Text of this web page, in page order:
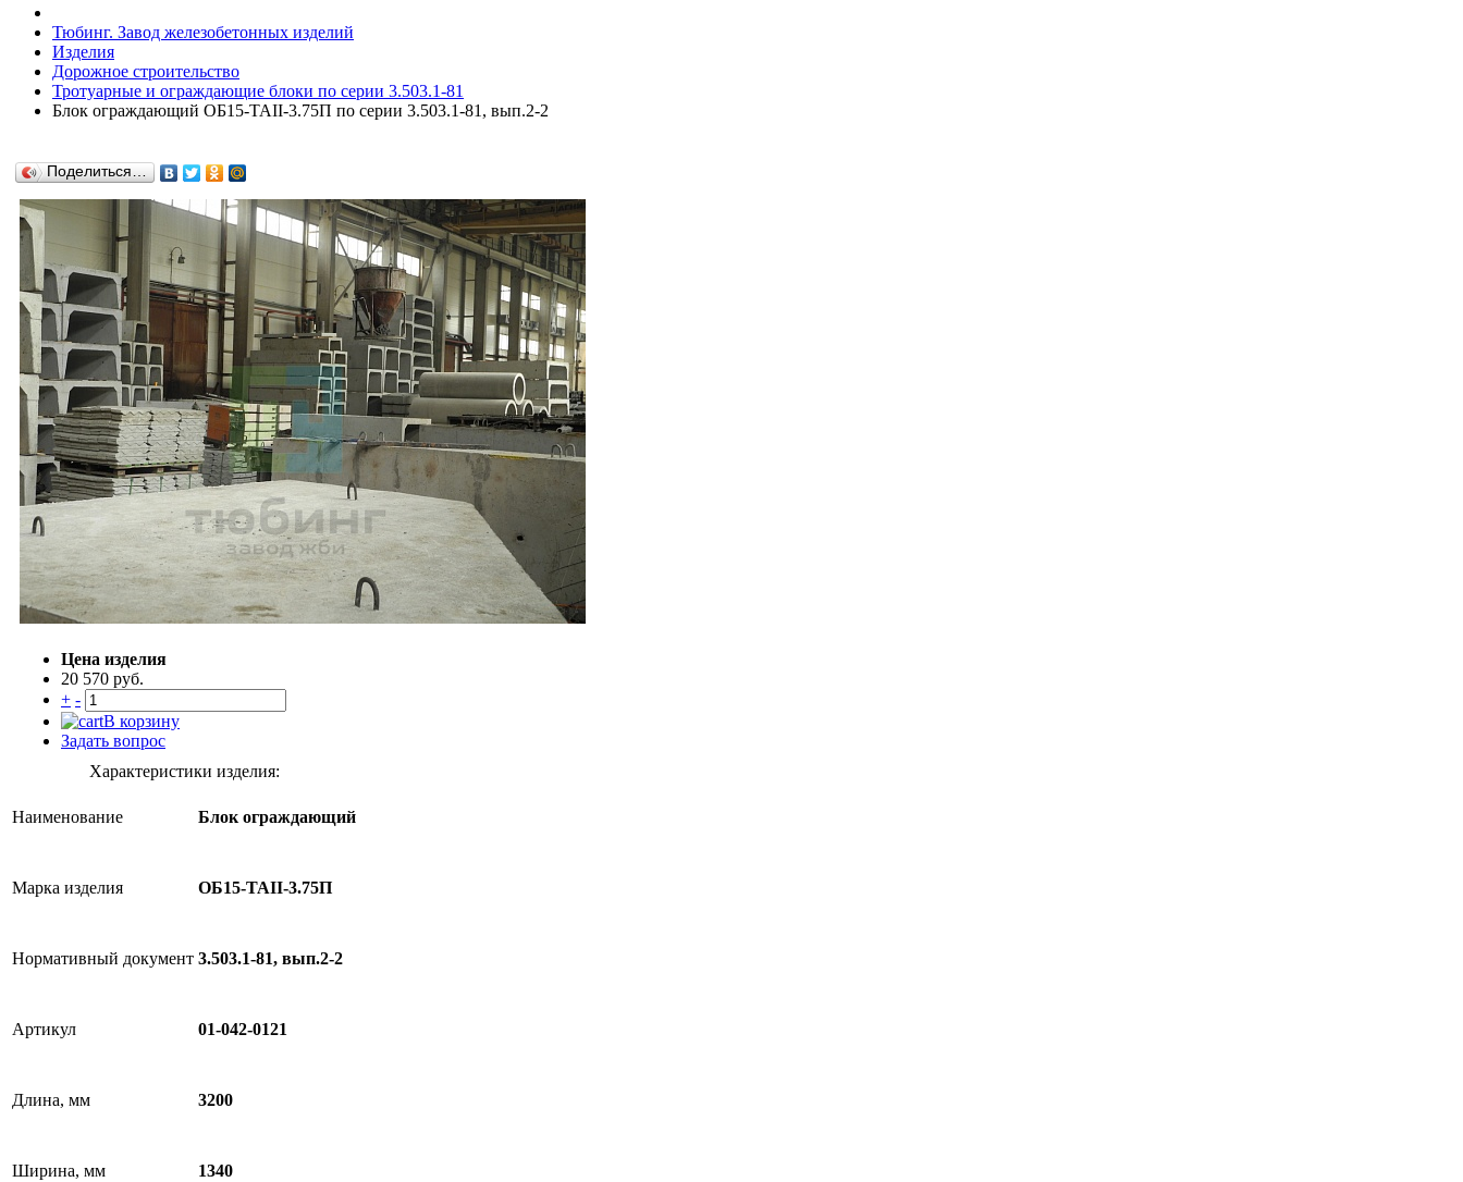
Тюбинг. Завод железобетонных изделий
Изделия
Дорожное строительство
Тротуарные и ограждающие блоки по серии 3.503.1-81
Блок ограждающий ОБ15-TAII-3.75П по серии 3.503.1-81, вып.2-2
Поделиться…
Цена изделия
20 570 руб.
+ -
В корзину
Задать вопрос
Характеристики изделия:
Наименование Блок ограждающий
Марка изделия ОБ15-TAII-3.75П
Нормативный документ 3.503.1-81, вып.2-2
Артикул 01-042-0121
Длина, мм 3200
Ширина, мм 1340